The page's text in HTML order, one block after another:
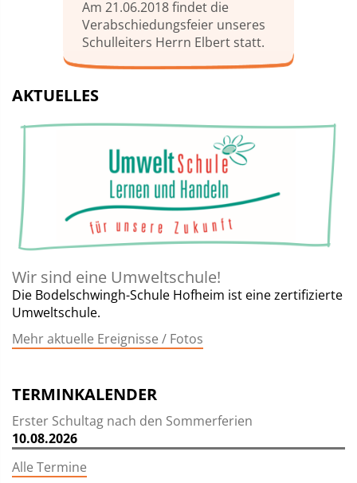
Am 21.06.2018 findet die
Verabschiedungsfeier unseres
Schulleiters Herrn Elbert statt.
AKTUELLES
Wir sind eine Umweltschule!
Die Bodelschwingh-Schule Hofheim ist eine zertifizierte
Umweltschule.
Mehr aktuelle Ereignisse / Fotos
TERMINKALENDER
Erster Schultag nach den Sommerferien
10.08.2026
Alle Termine